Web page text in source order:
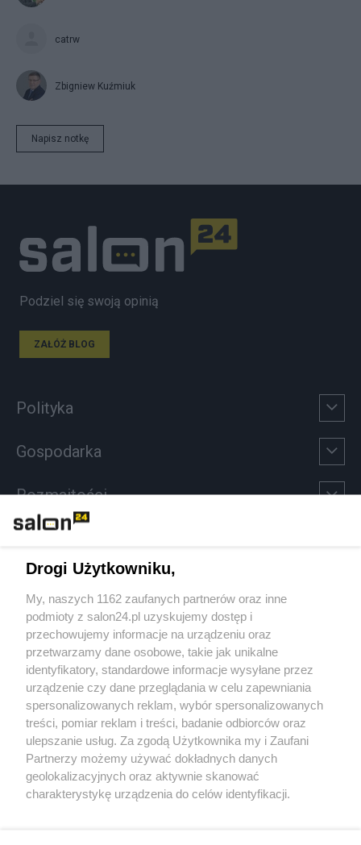
catrw
Zbigniew Kuźmiuk
Napisz notkę
Podziel się swoją opinią
ZAŁÓŻ BLOG
Polityka
Gospodarka
Rozmaitości
Sport
Społeczeństwo
Kultura
X Facebook Instagram Youtube
Drogi Użytkowniku,
My, naszych 1162 zaufanych partnerów oraz inne
podmioty z salon24.pl uzyskujemy dostęp i
przechowujemy informacje na urządzeniu oraz
przetwarzamy dane osobowe, takie jak unikalne
identyfikatory, standardowe informacje wysyłane przez
urządzenie czy dane przeglądania w celu zapewniania
spersonalizowanych reklam, wybór spersonalizowanych
treści, pomiar reklam i treści, badanie odbiorców oraz
ulepszanie usług. Za zgodą Użytkownika my i Zaufani
Partnerzy możemy używać dokładnych danych
geolokalizacyjnych oraz aktywnie skanować
charakterystykę urządzenia do celów identyfikacji.